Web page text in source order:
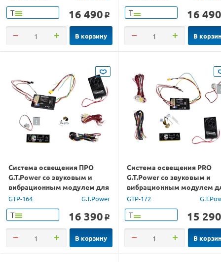
Т 16 490 o
В корзину
Т 16 490
В
Система освещения ПРО
G.T.Power со звуковым и
вибрационным модулем для
радиоуправляемых
грузовиков
GTP-164 G.T.Power
Т 16 390 o
В корзину
Система освещения PRO
G.T.Power со звуковым и
вибрационным модулем
ру грузовиков (Европа)
GTP-172
Т 15 290
В